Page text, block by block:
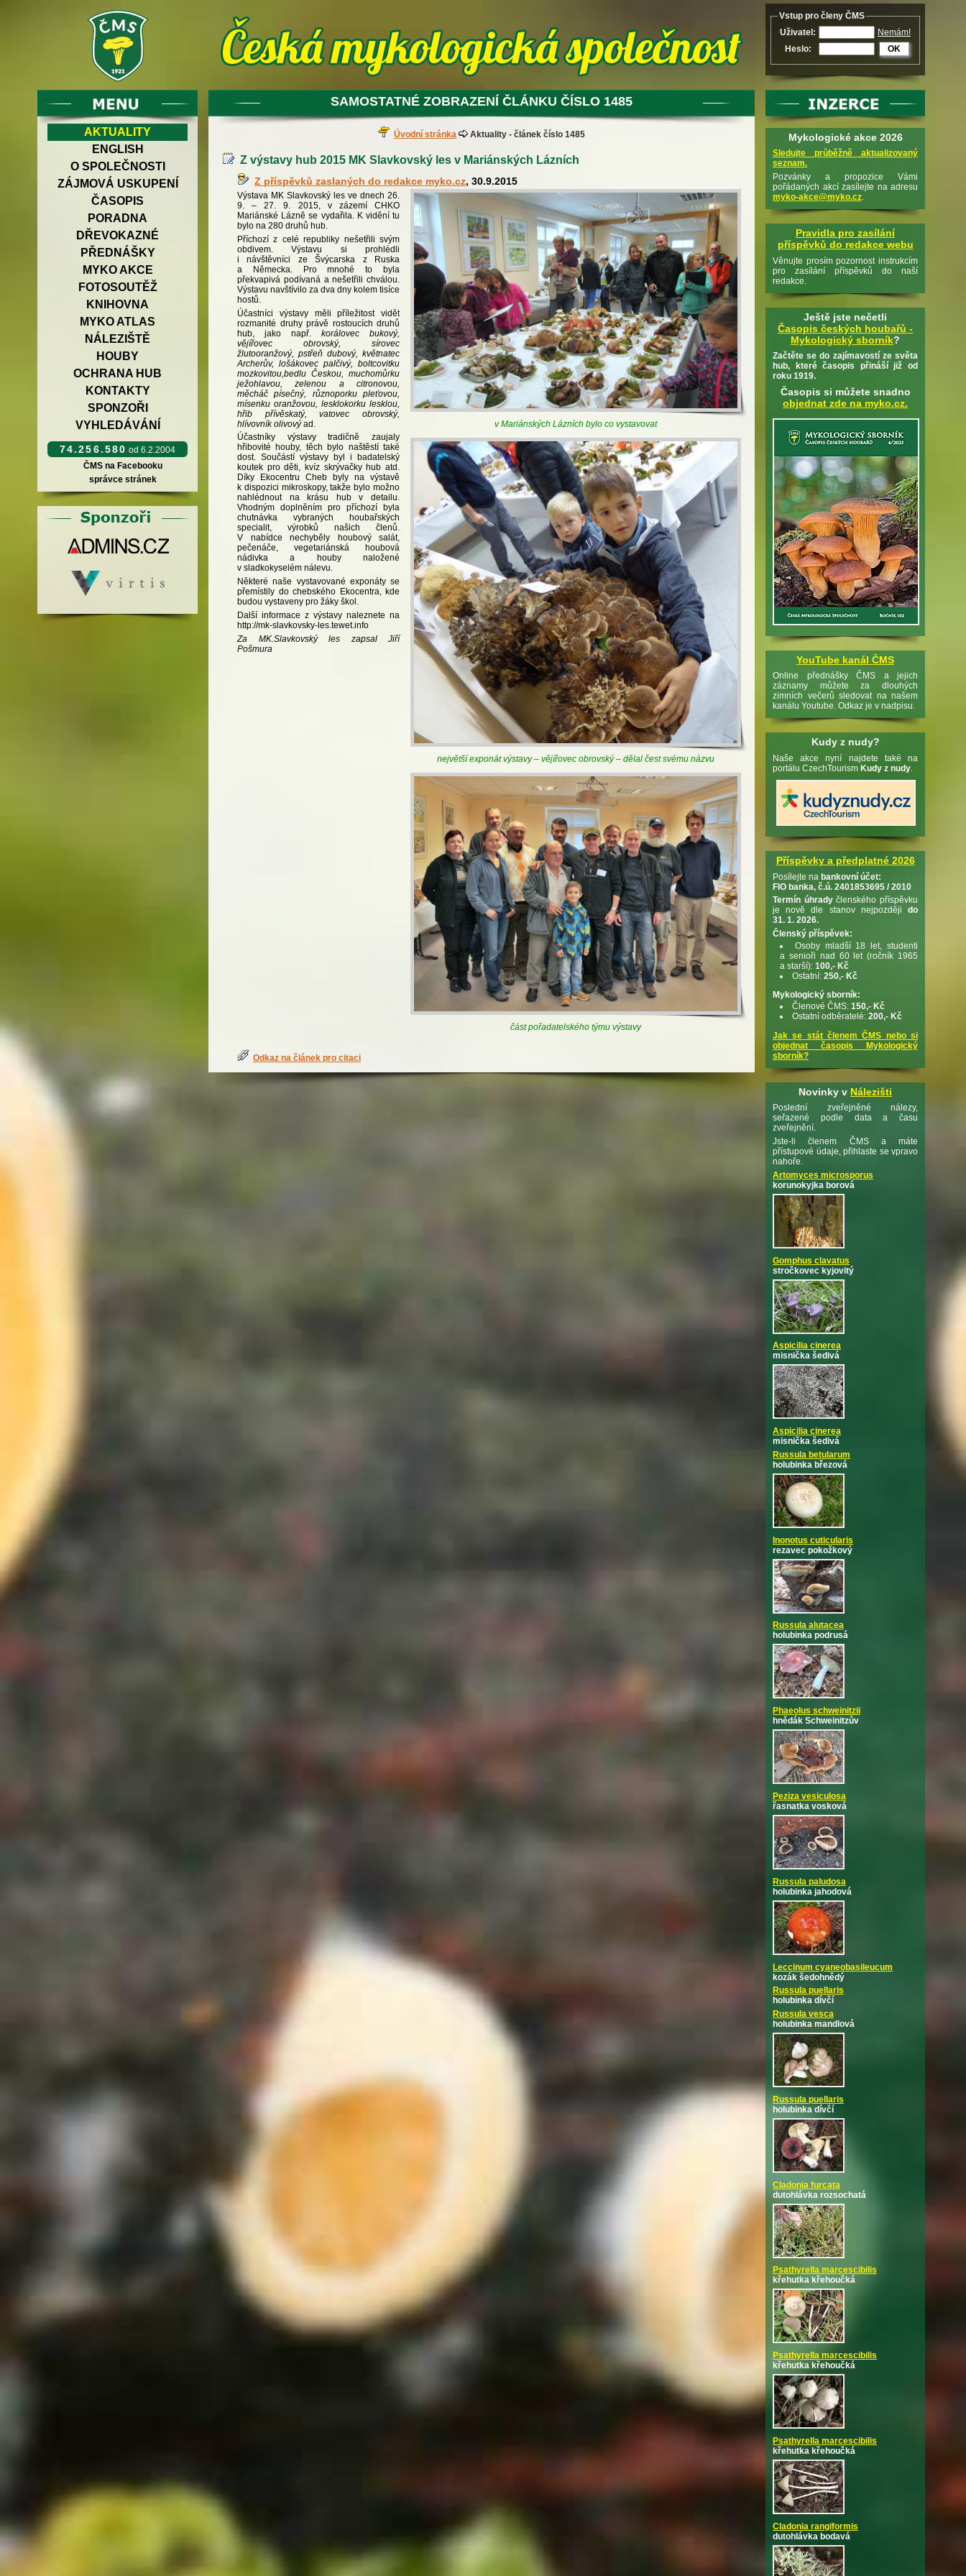
AKTUALITY
ENGLISH
O SPOLEČNOSTI
ZÁJMOVÁ USKUPENÍ
ČASOPIS
PORADNA
DŘEVOKAZNÉ
PŘEDNÁŠKY
MYKO AKCE
FOTOSOUTĚŽ
KNIHOVNA
MYKO ATLAS
NÁLEZIŠTĚ
HOUBY
OCHRANA HUB
KONTAKTY
SPONZOŘI
VYHLEDÁVÁNÍ
74.256.580 od 6.2.2004
ČMS na Facebooku
správce stránek
SAMOSTATNÉ ZOBRAZENÍ ČLÁNKU ČÍSLO 1485
Úvodní stránka Aktuality - článek číslo 1485
Z výstavy hub 2015 MK Slavkovský les v Mariánských Lázních
Z příspěvků zaslaných do redakce myko.cz, 30.9.2015
v Mariánských Lázních bylo co vystavovat
největší exponát výstavy – vějířovec obrovský – dělal čest svému názvu
část pořadatelského týmu výstavy
Výstava MK Slavkovský les ve dnech 26.
9. – 27. 9. 2015, v zázemí CHKO
Mariánské Lázně se vydařila. K vidění tu
bylo na 280 druhů hub.
Příchozí z celé republiky nešetřili svým
obdivem. Výstavu si prohlédli
i návštěvníci ze Švýcarska z Ruska
a Německa. Pro mnohé to byla
překvapivá podívaná a nešetřili chválou.
Výstavu navštívilo za dva dny kolem tisíce
hostů.
Účastníci výstavy měli příležitost vidět
rozmanité druhy právě rostoucích druhů
hub, jako např. korálovec bukový,
vějířovec obrovský, sírovec
žlutooranžový, pstřeň dubový, květnatec
Archerův, lošákovec palčivý, boltcovitku
mozkovitou,bedlu Českou, muchomůrku
ježohlavou, zelenou a citronovou,
měcháč písečný, různoporku pleťovou,
mísenku oranžovou, lesklokorku lesklou,
hřib přívěskatý, vatovec obrovský,
hlívovník olivovýad.
Účastníky výstavy tradičně zaujaly
hřibovité houby, těch bylo naštěstí také
dost. Součástí výstavy byl i badatelský
koutek pro děti, kvíz skrývačky hub atd.
Díky Ekocentru Cheb byly na výstavě
k dispozici mikroskopy, takže bylo možno
nahlédnout na krásu hub v detailu.
Vhodným doplněním pro příchozí byla
chutnávka vybraných houbařských
specialit, výrobků našich členů.
V nabídce nechyběly houbový salát,
pečenáče, vegetariánská houbová
nádivka a houby naložené
v sladkokyselém nálevu.
Některé naše vystavované exponáty se
přemístily do chebského Ekocentra, kde
budou vystaveny pro žáky škol.
Další informace z výstavy naleznete na
http://mk-slavkovsky-les.tewet.info
Za MK.Slavkovský les zapsal Jiří
Pošmura
Odkaz na článek pro citaci
Vstup pro členy ČMS
Uživatel:
Nemám!
Heslo:
OK
Mykologické akce 2026
Sledujte průběžně aktualizovaný
seznam.
Pozvánky a propozice Vámi
pořádaných akcí zasílejte na adresu
myko-akce@myko.cz.
Pravidla pro zasílání
příspěvků do redakce webu
Věnujte prosím pozornost instrukcím
pro zasílání příspěvků do naší
redakce.
Ještě jste nečetli
Časopis českých houbařů -
Mykologický sborník?
Začtěte se do zajímavostí ze světa
hub, které časopis přináší již od
roku 1919.
Časopis si můžete snadno
objednat zde na myko.cz.
YouTube kanál ČMS
Online přednášky ČMS a jejich
záznamy můžete za dlouhých
zimních večerů sledovat na našem
kanálu Youtube. Odkaz je v nadpisu.
Kudy z nudy?
Naše akce nyní najdete také na
portálu CzechTourism Kudy z nudy
Příspěvky a předplatné 2026
Posílejte na bankovní účet:
FIO banka, č.ú. 2401853695 / 2010
Termín úhradyčlenského příspěvku
je nově dle stanov nejpozději do
31. 1. 2026.
Členský příspěvek:
Osoby mladší 18 let, studenti
a senioři nad 60 let (ročník 1965
a starší): 100,- Kč
Ostatní: 250,- Kč
Mykologický sborník:
Členové ČMS: 150,- Kč
Ostatní odběratelé: 200,- Kč
Jak se stát členem ČMS nebo si
objednat časopis Mykologický
sborník?
Novinky v Nálezišti
Poslední zveřejněné nálezy,
seřazené podle data a času
zveřejnění.
Jste-li členem ČMS a máte
přístupové údaje, přihlaste se vpravo
nahoře.
Artomyces microsporus
korunokyjka borová
Gomphus clavatus
stročkovec kyjovitý
Aspicilia cinerea
misnička šedivá
Aspicilia cinerea
misnička šedivá
Russula betularum
holubinka březová
Inonotus cuticularis
rezavec pokožkový
Russula alutacea
holubinka podrusá
Phaeolus schweinitzii
hnědák Schweinitzův
Peziza vesiculosa
řasnatka vosková
Russula paludosa
holubinka jahodová
Leccinum cyaneobasileucum
kozák šedohnědý
Russula puellaris
holubinka dívčí
Russula vesca
holubinka mandlová
Russula puellaris
holubinka dívčí
Cladonia furcata
dutohlávka rozsochatá
Psathyrella marcescibilis
křehutka křehoučká
Psathyrella marcescibilis
křehutka křehoučká
Psathyrella marcescibilis
křehutka křehoučká
Cladonia rangiformis
dutohlávka bodavá